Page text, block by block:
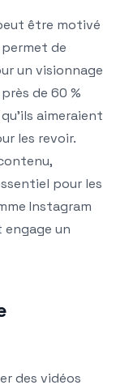
être motivé
de
un visionnage
de 60 %
aimeraient
les revoir.
pour les
Instagram
engage un
des vidéos